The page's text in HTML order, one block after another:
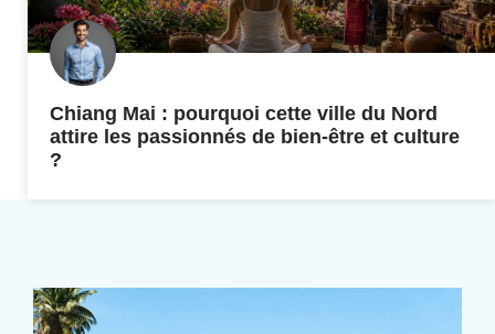
Chiang Mai : pourquoi cette ville du Nord
attire les passionnés de bien-être et culture
?